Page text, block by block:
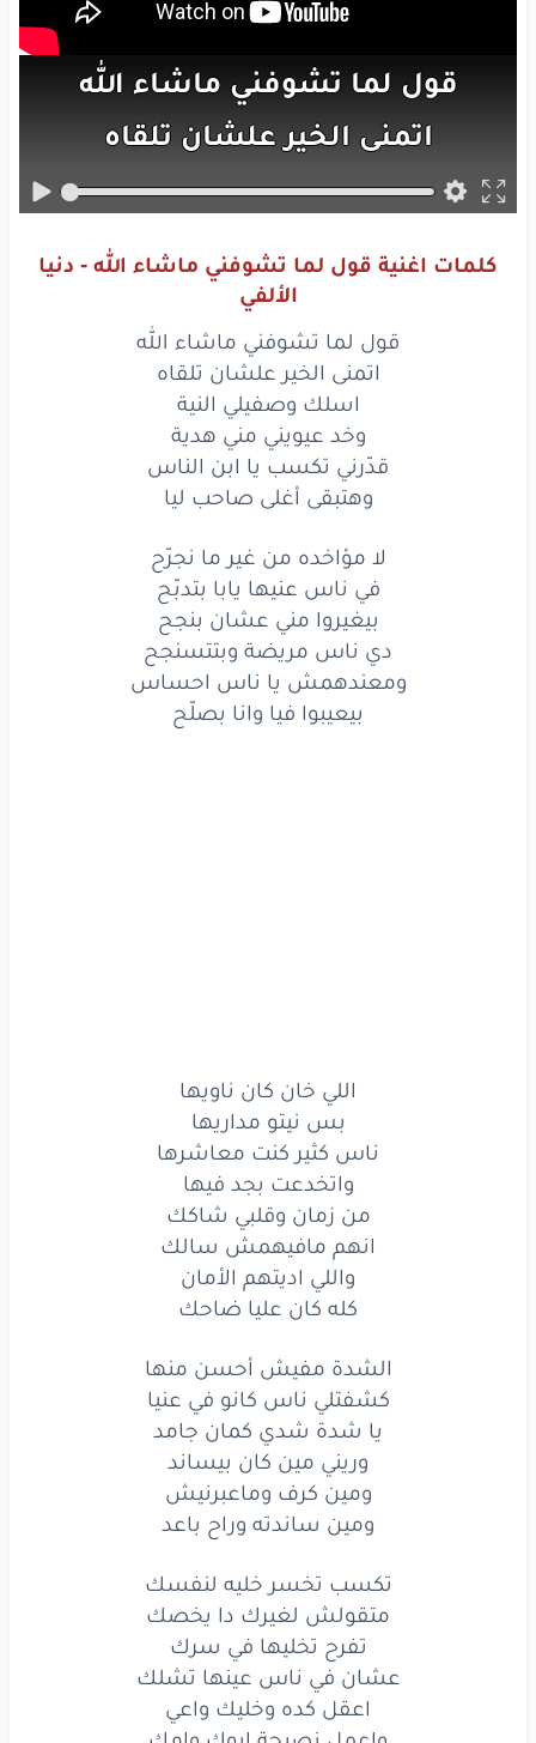
قول لما تشوفني ماشاء الله
اتمنى الخيرعلشان تلقاه
اسلكوصفيليالنية
تكسبيا ابن
وهتبقىأغلى صاحبليا
مؤاخده منغيرما نجرّح
في ناسعنيهايابابتدبّح
بيغيروامنيعشانبنجح
ناسمريضة وبتتسنجح
ومعندهمش يا ناساحساس
بيعيبوا فياوانابصلّح
الليخانكانناويها
كلهكانعلياضاحك
الشدة
مفيشأحسن
كشفتليناسكانوفي عنيا
يا شدة شديكمانجامد
ورينيمينكانبيساند
وماعبرنيش
ومينساندتهوراحباعد
تكسبتخسرخليهلنفسك
متقولشلغيركدايخصك
عشانفي ناسعينهاتشلك
اعقلكدهوخليكواعي
واعملنصيحةابوكوامك
كلمات اغنية قول لما تشوفني ماشاء الله - دنيا
الألفي
قول لما تشوفني ماشاء الله
اتمنى الخير علشان تلقاه
اسلك وصفيلي النية
وخد عيويني مني هدية
قدّرني تكسب يا ابن الناس
وهتبقى أغلى صاحب ليا
لا مؤاخده من غير ما نجرّح
في ناس عنيها يابا بتدبّح
بيغيروا مني عشان بنجح
دي ناس مريضة وبتتسنجح
ومعندهمش يا ناس احساس
بيعيبوا فيا وانا بصلّح
اللي خان كان ناويها
بس نيتو مداريها
ناس كثير كنت معاشرها
واتخدعت بجد فيها
من زمان وقلبي شاكك
انهم مافيهمش سالك
واللي اديتهم الأمان
كله كان عليا ضاحك
الشدة مفيش أحسن منها
كشفتلي ناس كانو في عنيا
يا شدة شدي كمان جامد
وريني مين كان بيساند
ومين كرف وماعبرنيش
ومين ساندته وراح باعد
تكسب تخسر خليه لنفسك
متقولش لغيرك دا يخصك
تفرح تخليها في سرك
عشان في ناس عينها تشلك
اعقل كده وخليك واعي